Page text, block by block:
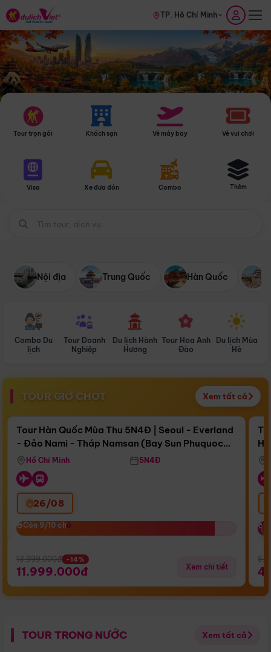
TP. Hồ Chí Minh
Tour trọn gói Khách sạn Vé máy bay Vé vui chơi
Visa Xe đưa đón Combo Thêm
Nội địa Trung Quốc Hàn Quốc
Combo Du
lịch
Tour Doanh
Nghiệp
Du lịch Hành
Hương
Tour Hoa Anh
Đào
Du lịch Mùa
Hè
TOUR GIỜ CHÓT Xem tất cả
Còn17 ngày 05:47:40
Bay Sun Phuquoc Airways
Điểm nổi bật
Tour Hàn Quốc Mùa Thu 5N4Đ | Seoul - Everland
- Đảo Nami - Tháp Namsan (Bay Sun Phuquoc
Airways)
Hồ Chí Minh 5N4Đ
26/08
Còn 9/10 chỗ
Còn 9/10 chỗ
13.999.000đ -14%
11.999.000đ Xem chi tiết
TOUR TRONG NƯỚC Xem tất cả
Điểm nổi bật